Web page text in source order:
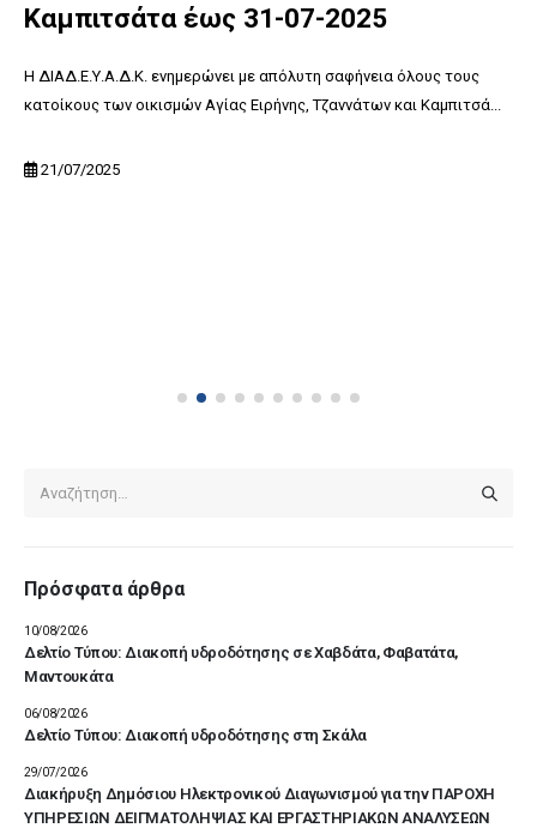
Καμπιτσάτα έως 31-07-2025
Η ΔΙΑΔ.Ε.Υ.Α.Δ.Κ. ενημερώνει με απόλυτη σαφήνεια όλους τους
κατοίκους των οικισμών Αγίας Ειρήνης, Τζαννάτων και Καμπιτσά...
21/07/2025
Πρόσφατα άρθρα
Δελτίο Τύπου: Διακοπή υδροδότησης σε Χαβδάτα, Φαβατάτα,
Μαντουκάτα
10/08/2026
Δελτίο Τύπου: Διακοπή υδροδότησης στη Σκάλα
06/08/2026
Διακήρυξη Δημόσιου Ηλεκτρονικού Διαγωνισμού για την ΠΑΡΟΧΗ
ΥΠΗΡΕΣΙΩΝ ΔΕΙΓΜΑΤΟΛΗΨΙΑΣ ΚΑΙ ΕΡΓΑΣΤΗΡΙΑΚΩΝ ΑΝΑΛΥΣΕΩΝ
29/07/2026